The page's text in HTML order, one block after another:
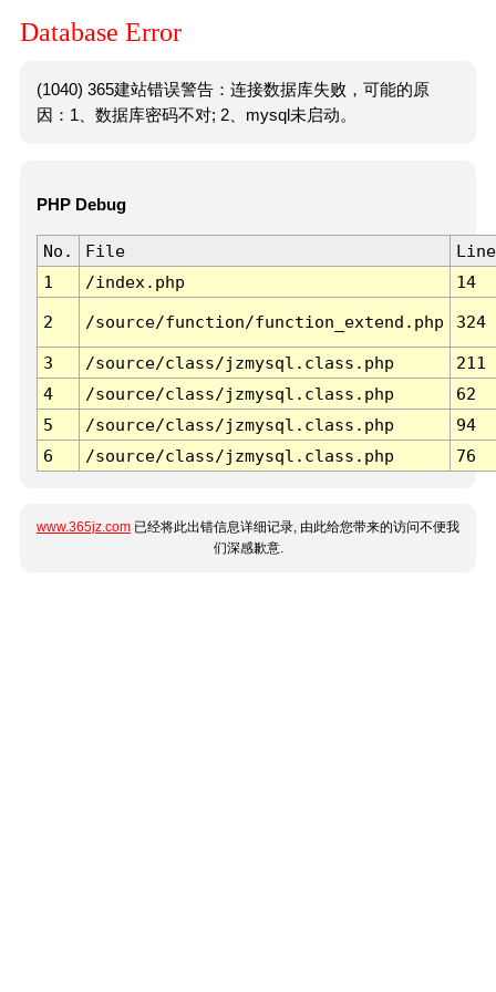
Database Error
(1040) 365建站错误警告：连接数据库失败，可能的原
因：1、数据库密码不对; 2、mysql未启动。
PHP Debug
No. File
Line
1
/index.php 14
2 /source/function/function_extend.php 324
3 /source/class/jzmysql.class.php
211
4
/source/class/jzmysql.class.php
62
5
/source/class/jzmysql.class.php
94
6
/source/class/jzmysql.class.php 76
www.365jz.com 已经将此出错信息详细记录, 由此给您带来的访问不便我
们深感歉意.